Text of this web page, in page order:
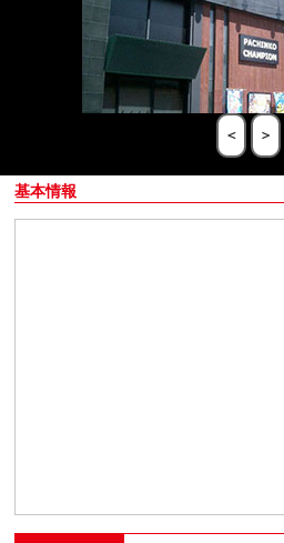
＜ ＞
基本情報